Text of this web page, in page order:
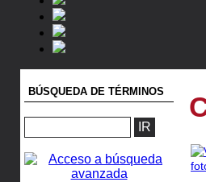
BÚSQUEDA DE TÉRMINOS